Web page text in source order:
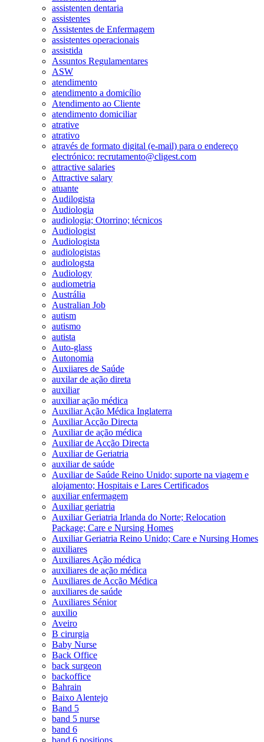
assistenten dentaria
assistentes
Assistentes de Enfermagem
assistentes operacionais
assistida
Assuntos Regulamentares
ASW
atendimento
atendimento a domicílio
Atendimento ao Cliente
atendimento domiciliar
atrative
atrativo
através de formato digital (e-mail) para o endereço
electrónico: recrutamento@cligest.com
attractive salaries
Attractive salary
atuante
Audilogista
Audiologia
audiologia; Otorrino; técnicos
Audiologist
Audiologista
audiologistas
audiologsta
Audiology
audiometria
Austrália
Australian Job
autism
autismo
autista
Auto-glass
Autonomia
Auxiiares de Saúde
auxilar de ação direta
auxiliar
auxiliar ação médica
Auxiliar Ação Médica Inglaterra
Auxiliar Acção Directa
Auxiliar de ação médica
Auxiliar de Acção Directa
Auxiliar de Geriatria
auxiliar de saúde
Auxiliar de Saúde Reino Unido; suporte na viagem e
alojamento; Hospitais e Lares Certificados
auxiliar enfermagem
Auxiliar geriatria
Auxiliar Geriatria Irlanda do Norte; Relocation
Package; Care e Nursing Homes
Auxiliar Geriatria Reino Unido; Care e Nursing Homes
auxiliares
Auxiliares Ação médica
auxiliares de ação médica
Auxiliares de Acção Médica
auxiliares de saúde
Auxiliares Sénior
auxilio
Aveiro
B cirurgia
Baby Nurse
Back Office
back surgeon
backoffice
Bahrain
Baixo Alentejo
Band 5
band 5 nurse
band 6
band 6 positions